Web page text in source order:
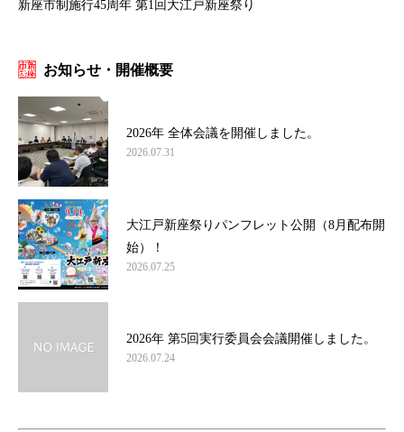
新座市制施行45周年 第1回大江戸新座祭り
お知らせ・開催概要
2026年 全体会議を開催しました。
2026.07.31
大江戸新座祭りパンフレット公開（8月配布開
始）！
2026.07.25
2026年 第5回実行委員会会議開催しました。
2026.07.24